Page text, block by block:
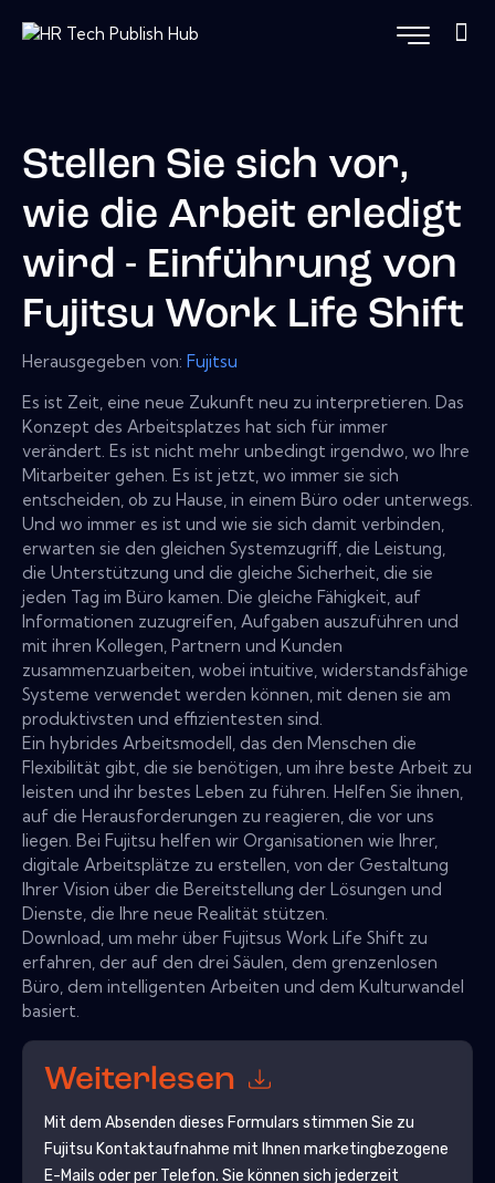
Stellen Sie sich vor,
wie die Arbeit erledigt
wird - Einführung von
Fujitsu Work Life Shift
Herausgegeben von: Fujitsu
Es ist Zeit, eine neue Zukunft neu zu interpretieren. Das
Konzept des Arbeitsplatzes hat sich für immer
verändert. Es ist nicht mehr unbedingt irgendwo, wo Ihre
Mitarbeiter gehen. Es ist jetzt, wo immer sie sich
entscheiden, ob zu Hause, in einem Büro oder unterwegs.
Und wo immer es ist und wie sie sich damit verbinden,
erwarten sie den gleichen Systemzugriff, die Leistung,
die Unterstützung und die gleiche Sicherheit, die sie
jeden Tag im Büro kamen. Die gleiche Fähigkeit, auf
Informationen zuzugreifen, Aufgaben auszuführen und
mit ihren Kollegen, Partnern und Kunden
zusammenzuarbeiten, wobei intuitive, widerstandsfähige
Systeme verwendet werden können, mit denen sie am
produktivsten und effizientesten sind.
Ein hybrides Arbeitsmodell, das den Menschen die
Flexibilität gibt, die sie benötigen, um ihre beste Arbeit zu
leisten und ihr bestes Leben zu führen. Helfen Sie ihnen,
auf die Herausforderungen zu reagieren, die vor uns
liegen. Bei Fujitsu helfen wir Organisationen wie Ihrer,
digitale Arbeitsplätze zu erstellen, von der Gestaltung
Ihrer Vision über die Bereitstellung der Lösungen und
Dienste, die Ihre neue Realität stützen.
Download, um mehr über Fujitsus Work Life Shift zu
erfahren, der auf den drei Säulen, dem grenzenlosen
Büro, dem intelligenten Arbeiten und dem Kulturwandel
basiert.
Weiterlesen
Mit dem Absenden dieses Formulars stimmen Sie zu
Fujitsu Kontaktaufnahme mit Ihnen marketingbezogene
E-Mails oder per Telefon. Sie können sich jederzeit